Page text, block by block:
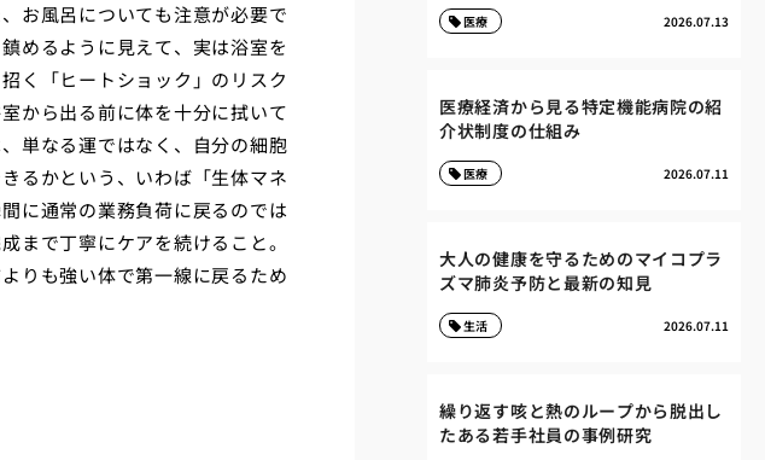
お風呂についても注意が必要で
めるように見えて、実は浴室を
く「ヒートショック」のリスク
から出る前に体を十分に拭いて
単なる運ではなく、自分の細胞
るかという、いわば「生体マネ
に通常の業務負荷に戻るのでは
まで丁寧にケアを続けること。
りも強い体で第一線に戻るため
2026.07.13
医療
医療経済から見る特定機能病院の紹
介状制度の仕組み
2026.07.11
医療
大人の健康を守るためのマイコプラ
ズマ肺炎予防と最新の知見
2026.07.11
生活
繰り返す咳と熱のループから脱出し
たある若手社員の事例研究